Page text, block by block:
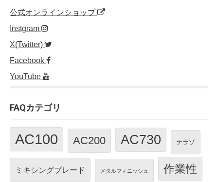
k
公式オンラインショップ
Instgram
X(Twitter)
Facebook
YouTube
FAQカテゴリ
AC100 AC200 AC730 テラゾ
ミキシングブレード メタルフィニッシュ 作業性